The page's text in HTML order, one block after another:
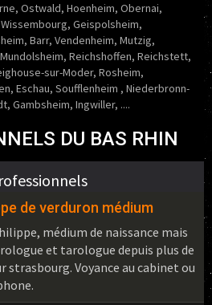
Ostwald, Hoenheim, Obernai,
Geispolsheim,
Barr, Vendenheim, Mutzig,
Reichshoffen, Reichstett,
sur-Moder, Rosheim,
Eschau, Soufflenheim , Niederbronn-
Gambsheim, Ingwiller, ....
DU BAS RHIN
de verduron médium
médium de naissance mais
et tarologue depuis plus de
strasbourg. Voyance au cabinet ou